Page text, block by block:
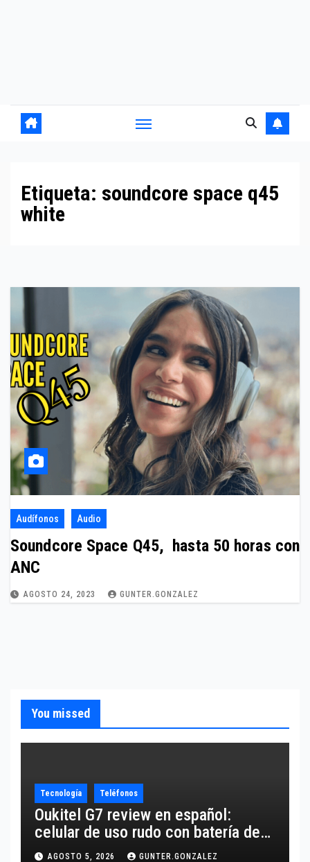
Etiqueta: soundcore space q45
white
Audífonos Audio
Soundcore Space Q45, hasta 50 horas con
ANC
AGOSTO 24, 2023 GUNTER.GONZALEZ
You missed
Tecnología Teléfonos
Oukitel G7 review en español:
celular de uso rudo con batería de
10,600 mAh
AGOSTO 5, 2026 GUNTER.GONZALEZ